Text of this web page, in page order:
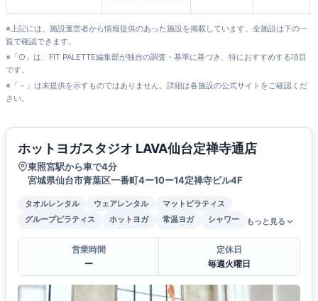
※上記には、施設運営者から情報提供のあった施設を掲載しています。全施設は下の一
覧で確認できます。
※「○」は、FIT PALETTE編集部が独自の調査・基準に基づき、特におすすめする項目
です。
※「－」は未提供を示すものではありません。詳細は各施設の公式サイトをご確認くだ
さい。
ホットヨガスタジオ LAVA仙台定禅寺通店
東照宮駅から車で4分
宮城県仙台市青葉区一番町4ー10ー14定禅寺ビル4F
タオルレンタル ウェアレンタル
マットピラティス
グループピラティス
ホットヨガ 常温ヨガ シャワー もっと見る
営業時間
ー
定休日
毎週火曜日